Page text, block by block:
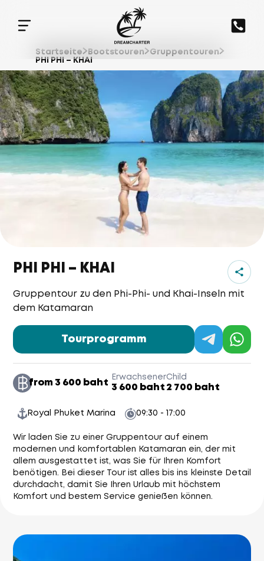
Startseite Bootstouren
Gruppentouren
PHI PHI – KHAI
PHI PHI – KHAI
Gruppentour zu den Phi-Phi- und Khai-Inseln mit
dem Katamaran
Tourprogramm
from 3 600 baht
Erwachsener
3 600 baht
Child
2 700 baht
Royal Phuket Marina 09:30 - 17:00
Wir laden Sie zu einer Gruppentour auf einem
modernen und komfortablen Katamaran ein, der mit
allem ausgestattet ist, was Sie für Ihren Komfort
benötigen. Bei dieser Tour ist alles bis ins kleinste Detail
durchdacht, damit Sie Ihren Urlaub mit höchstem
Komfort und bestem Service genießen können.